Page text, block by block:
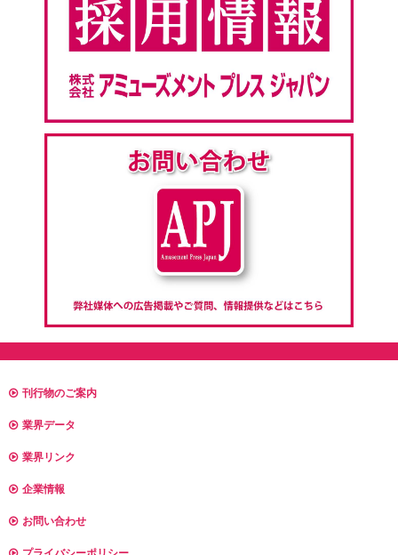
刊行物のご案内
業界データ
業界リンク
企業情報
お問い合わせ